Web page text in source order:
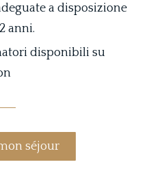
a disposizione
anni.
disponibili su
séjour